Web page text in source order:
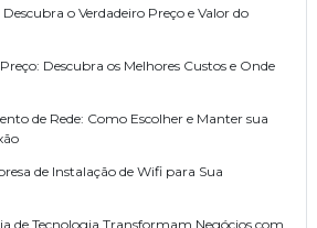
o Verdadeiro Preço e Valor do
Descubra os Melhores Custos e Onde
de Rede: Como Escolher e Manter sua
de Instalação de Wifi para Sua
de Tecnologia Transformam Negócios com